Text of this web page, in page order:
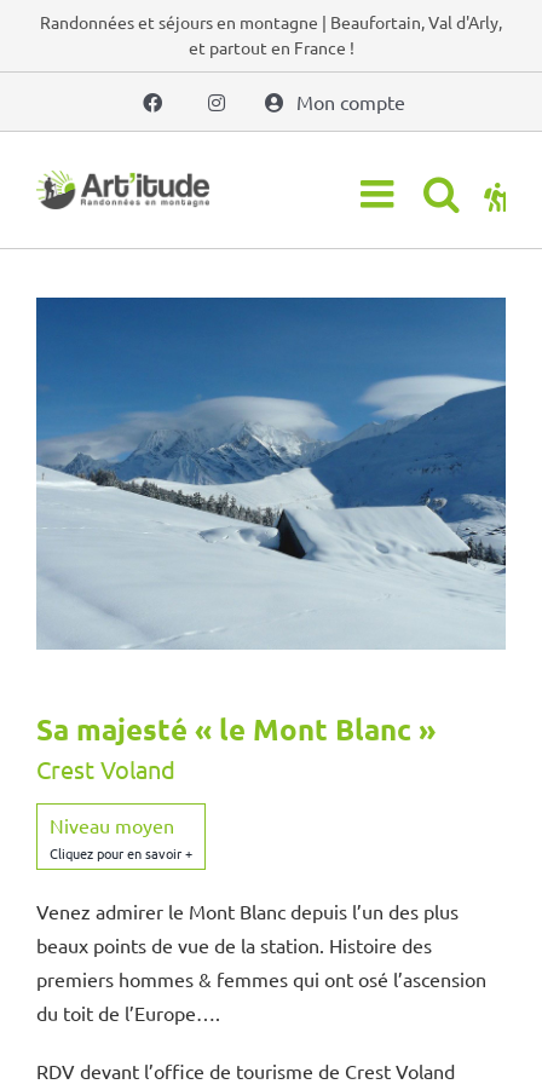
PasserRandonnées et séjours en montagne | Beaufortain, Val d'Arly,
et partout en France !
Mon compte
Sa majesté « le Mont Blanc »
Crest Voland
Niveau moyen
Venez admirer le Mont Blanc depuis l’un des plus
beaux points de vue de la station. Histoire des
premiers hommes & femmes qui ont osé l’ascension
du toit de l’Europe….
RDV devant l’office de tourisme de Crest Voland